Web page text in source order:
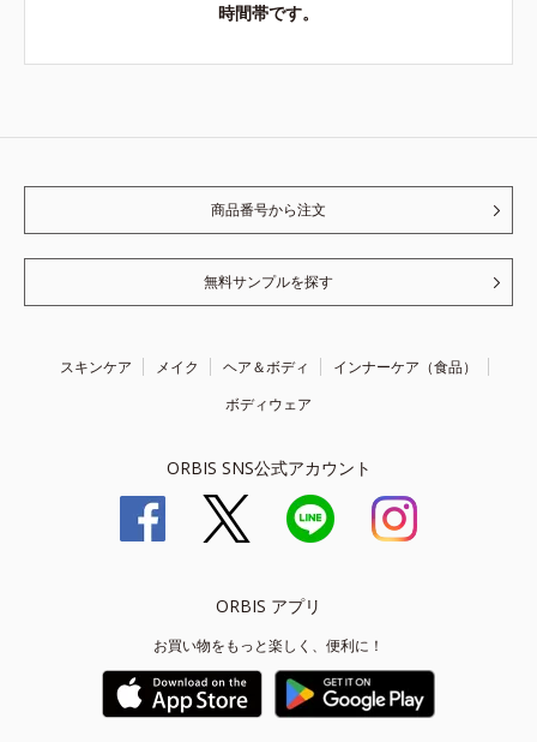
時間帯です。
商品番号から注文
無料サンプルを探す
スキンケア メイク ヘア＆ボディ
インナーケア（食品）
ボディウェア
ORBIS SNS公式アカウント
ORBIS アプリ
お買い物をもっと楽しく、便利に！